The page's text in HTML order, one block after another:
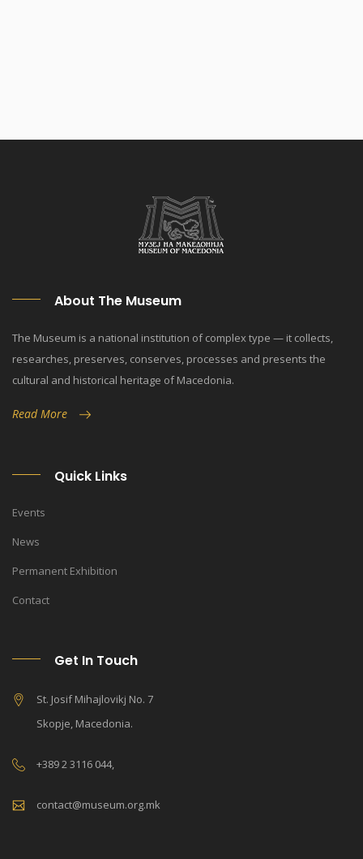
About The Museum
The Museum is a national institution of complex type — it collects,
researches, preserves, conserves, processes and presents the
cultural and historical heritage of Macedonia.
Read More
Quick Links
Events
News
Permanent Exhibition
Contact
Get In Touch
St. Josif Mihajlovikj No. 7
Skopje, Macedonia.
+389 2 3116 044,
contact@museum.org.mk